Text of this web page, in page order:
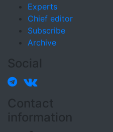
Experts
Chief editor
Subscribe
Archive
Social
Contact
information